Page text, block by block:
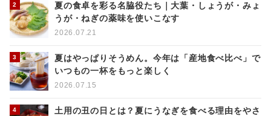
夏の食卓を彩る名脇役たち｜大葉・しょうが・みょ
うが・ねぎの薬味を使いこなす
2026.07.21
夏はやっぱりそうめん。今年は「産地食べ比べ」で
いつもの一杯をもっと楽しく
2026.07.15
土用の丑の日とは？夏にうなぎを食べる理由をやさ